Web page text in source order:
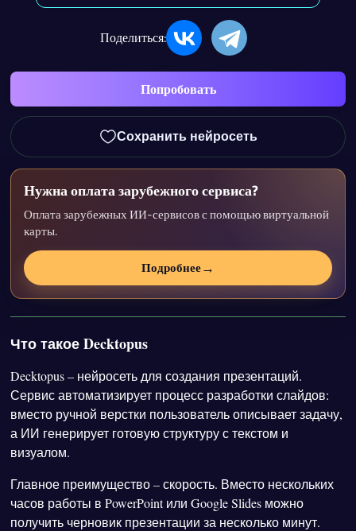
Поделиться:
Попробовать
Сохранить нейросеть
Нужна оплата зарубежного сервиса?
Оплата зарубежных ИИ-сервисов с помощью виртуальной
карты.
Подробнее→
Что такое Decktopus
Decktopus – нейросеть для создания презентаций.
Сервис автоматизирует процесс разработки слайдов:
вместо ручной верстки пользователь описывает задачу,
а ИИ генерирует готовую структуру с текстом и
визуалом.
Главное преимущество – скорость. Вместо нескольких
часов работы в PowerPoint или Google Slides можно
получить черновик презентации за несколько минут.